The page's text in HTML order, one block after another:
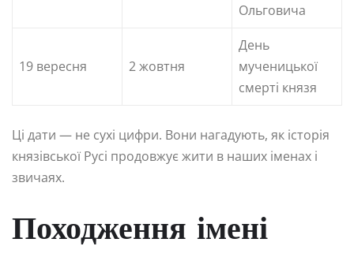
Ольговича
19 вересня 2 жовтня
День
мученицької
смерті князя
Ці дати — не сухі цифри. Вони нагадують, як історія
князівської Русі продовжує жити в наших іменах і
звичаях.
Походження імені